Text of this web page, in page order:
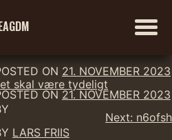
ON 21. NOVEMBER 2023
ON 21. NOVEMBER 2023
LARS FRIIS
skal være tydeligt
Next: n6ofsh